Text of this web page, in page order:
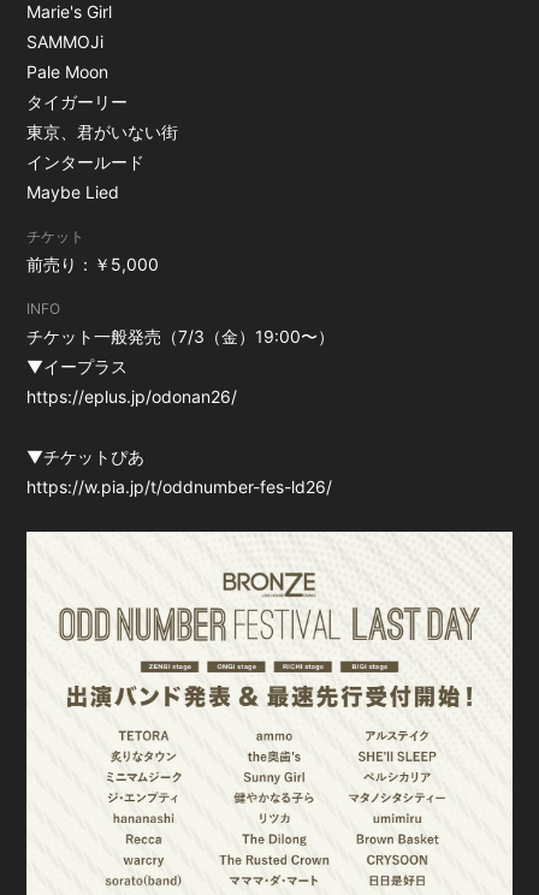
Marie's Girl
SAMMOJi
Pale Moon
タイガーリー
東京、君がいない街
インタールード
Maybe Lied
チケット
前売り：￥5,000
INFO
チケット一般発売（7/3（金）19:00〜）
▼イープラス
https://eplus.jp/odonan26/
▼チケットぴあ
https://w.pia.jp/t/oddnumber-fes-ld26/